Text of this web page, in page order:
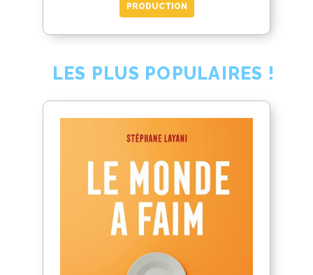
PRODUCTION
LES PLUS POPULAIRES !